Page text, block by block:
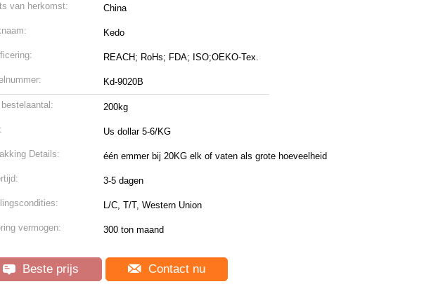
van herkomst: China
Kedo
REACH; RoHs; FDA; ISO;OEKO-Tex.
Kd-9020B
200kg
Us dollar 5-6/KG
Details: één emmer bij 20KG elk of vaten als grote hoeveelheid
3-5 dagen
L/C, T/T, Western Union
vermogen: 300 ton maand
Beste prijs Contact nu